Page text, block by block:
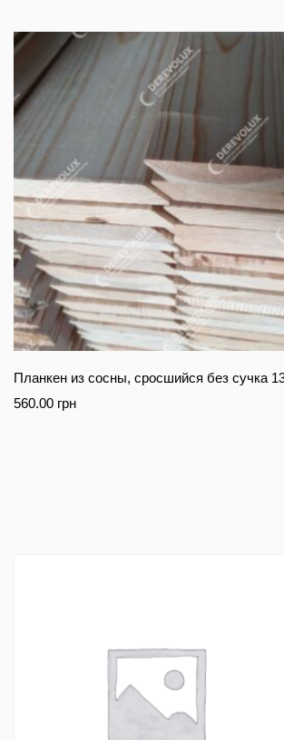
Планкен из сосны, сросшийся без сучка
560.00 грн